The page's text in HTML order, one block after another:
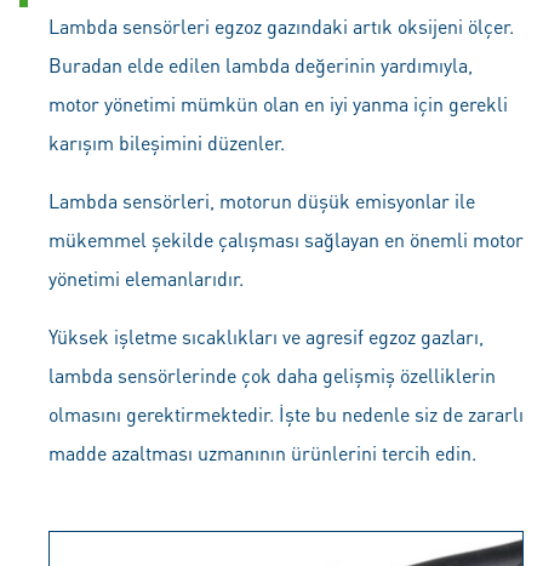
Lambda sensörleri egzoz gazındaki artık oksijeni ölçer.
Buradan elde edilen lambda değerinin yardımıyla,
motor yönetimi mümkün olan en iyi yanma için gerekli
karışım bileşimini düzenler.
Lambda sensörleri, motorun düşük emisyonlar ile
mükemmel şekilde çalışması sağlayan en önemli motor
yönetimi elemanlarıdır.
Yüksek işletme sıcaklıkları ve agresif egzoz gazları,
lambda sensörlerinde çok daha gelişmiş özelliklerin
olmasını gerektirmektedir. İşte bu nedenle siz de zararlı
madde azaltması uzmanının ürünlerini tercih edin.